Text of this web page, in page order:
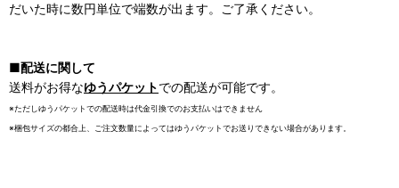
だいた時に数円単位で端数が出ます。ご了承ください。
■配送に関して
送料がお得なゆうパケットでの配送が可能です。
※ただしゆうパケットでの配送時は代金引換でのお支払いはできません
※梱包サイズの都合上、ご注文数量によってはゆうパケットでお送りできない場合があります。